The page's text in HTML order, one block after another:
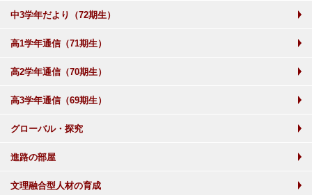
中3学年だより（72期生）
高1学年通信（71期生）
高2学年通信（70期生）
高3学年通信（69期生）
グローバル・探究
進路の部屋
文理融合型人材の育成